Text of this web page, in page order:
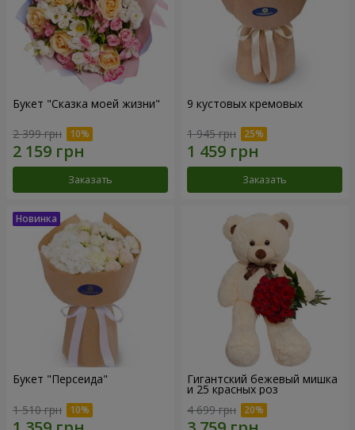
Букет "Сказка моей жизни"
2 399 грн
Заказать
9 кустовых кремовых
1 945 грн
Заказать
Букет "Персеида"
1 510 грн
Гигантский бежевый мишка
и 25 красных роз
4 699 грн